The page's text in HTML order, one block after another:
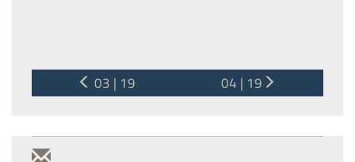
03 | 19 04 | 19